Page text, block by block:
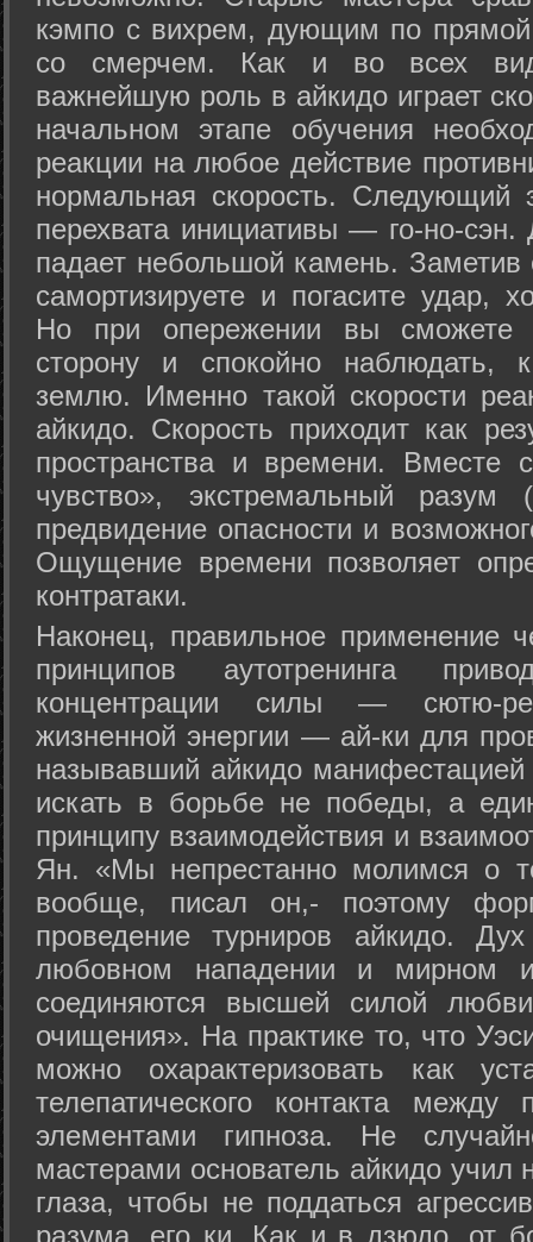
кэмпо с вихрем, дующим по
со смерчем. Как и во всех
важнейшую роль в айкидо играет
начальном этапе обучения
реакции на любое действие
нормальная скорость.
перехвата инициативы — го-но-
падает небольшой камень.
самортизируете и погасите удар,
Но при опережении вы сможете
сторону и спокойно наблюдать,
землю. Именно такой скорости
айкидо. Скорость приходит как
пространства и времени. Вместе
чувство», экстремальный разум
предвидение опасности и
Ощущение времени позволяет
контратаки.
Наконец, правильное применение
принципов аутотренинга
концентрации силы — сютю-
жизненной энергии — ай-ки для
называвший айкидо
искать в борьбе не победы, а
принципу взаимодействия и
Ян. «Мы непрестанно молимся о
вообще, писал он,- поэтому
проведение турниров айкидо.
любовном нападении и мирном
соединяются высшей силой
очищения». На практике то, что
можно охарактеризовать как
телепатического контакта между
элементами гипноза. Не
мастерами основатель айкидо учил
глаза, чтобы не поддаться
разума, его ки. Как и в дзюдо, от